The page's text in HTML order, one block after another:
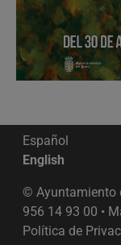
Español
English
© Ayuntamiento
956 14 93 00 •
Política de